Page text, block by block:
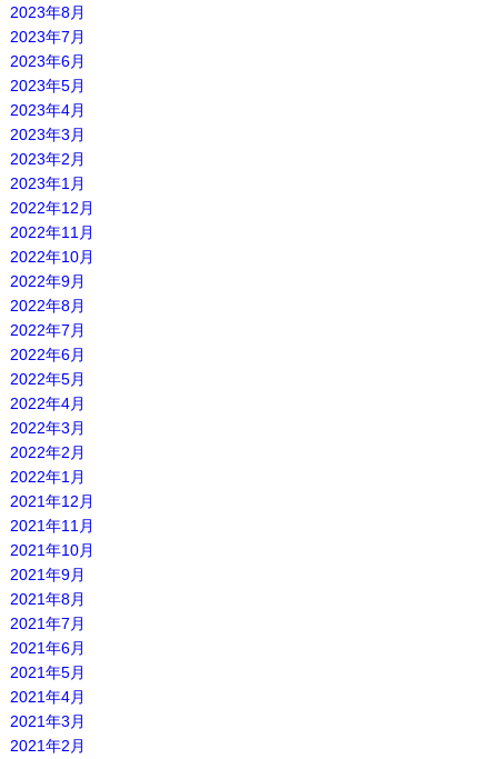
2023年8月
2023年7月
2023年6月
2023年5月
2023年4月
2023年3月
2023年2月
2023年1月
2022年12月
2022年11月
2022年10月
2022年9月
2022年8月
2022年7月
2022年6月
2022年5月
2022年4月
2022年3月
2022年2月
2022年1月
2021年12月
2021年11月
2021年10月
2021年9月
2021年8月
2021年7月
2021年6月
2021年5月
2021年4月
2021年3月
2021年2月